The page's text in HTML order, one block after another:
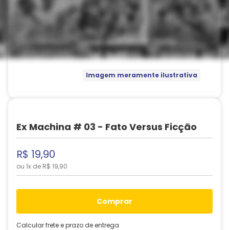
Imagem meramente ilustrativa
Ex Machina # 03 - Fato Versus Ficção
R$ 19,90
ou 1x de R$ 19,90
comprar
Calcular frete e prazo de entrega